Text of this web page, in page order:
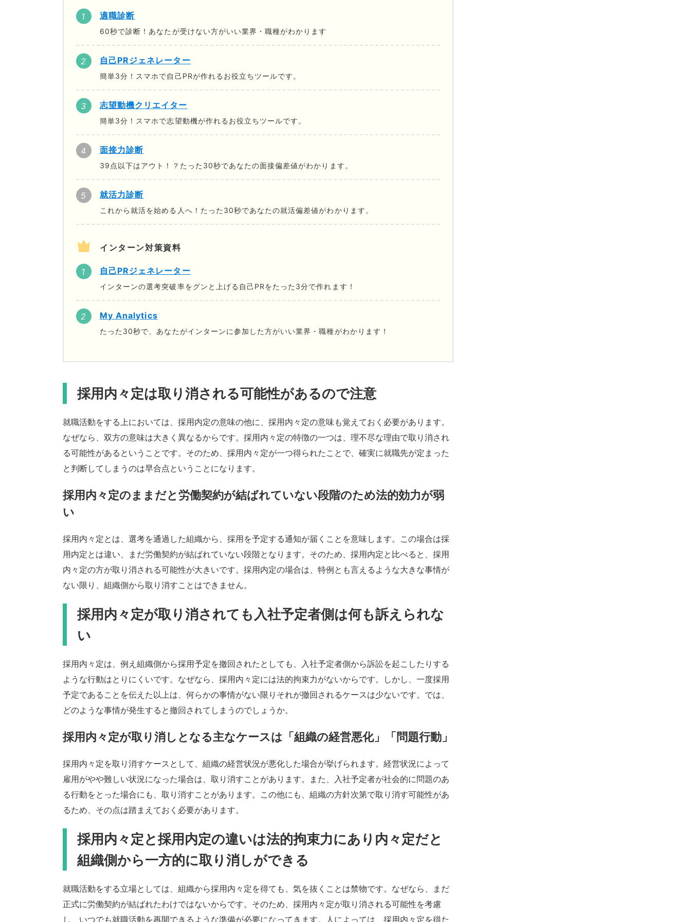
適職診断
60秒で診断！あなたが受けない方がいい業界・職種がわかります
自己PRジェネレーター
簡単3分！スマホで自己PRが作れるお役立ちツールです。
志望動機クリエイター
簡単3分！スマホで志望動機が作れるお役立ちツールです。
面接力診断
39点以下はアウト！？たった30秒であなたの面接偏差値がわかります。
就活力診断
これから就活を始める人へ！たった30秒であなたの就活偏差値がわかります。
インターン対策資料
自己PRジェネレーター
インターンの選考突破率をグンと上げる自己PRをたった3分で作れます！
My Analytics
たった30秒で、あなたがインターンに参加した方がいい業界・職種がわかります！
採用内々定は取り消される可能性があるので注意
就職活動をする上においては、採用内定の意味の他に、採用内々定の意味も覚えておく必要があります。
なぜなら、双方の意味は大きく異なるからです。採用内々定の特徴の一つは、理不尽な理由で取り消され
る可能性があるということです。そのため、採用内々定が一つ得られたことで、確実に就職先が定まった
と判断してしまうのは早合点ということになります。
採用内々定のままだと労働契約が結ばれていない段階のため法的効力が弱
い
採用内々定とは、選考を通過した組織から、採用を予定する通知が届くことを意味します。この場合は採
用内定とは違い、まだ労働契約が結ばれていない段階となります。そのため、採用内定と比べると、採用
内々定の方が取り消される可能性が大きいです。採用内定の場合は、特例とも言えるような大きな事情が
ない限り、組織側から取り消すことはできません。
採用内々定が取り消されても入社予定者側は何も訴えられな
い
採用内々定は、例え組織側から採用予定を撤回されたとしても、入社予定者側から訴訟を起こしたりする
ような行動はとりにくいです。なぜなら、採用内々定には法的拘束力がないからです。しかし、一度採用
予定であることを伝えた以上は、何らかの事情がない限りそれが撤回されるケースは少ないです。では、
どのような事情が発生すると撤回されてしまうのでしょうか。
採用内々定が取り消しとなる主なケースは「組織の経営悪化」「問題行動」
採用内々定を取り消すケースとして、組織の経営状況が悪化した場合が挙げられます。経営状況によって
雇用がやや難しい状況になった場合は、取り消すことがあります。また、入社予定者が社会的に問題のあ
る行動をとった場合にも、取り消すことがあります。この他にも、組織の方針次第で取り消す可能性があ
るため、その点は踏まえておく必要があります。
採用内々定と採用内定の違いは法的拘束力にあり内々定だと
組織側から一方的に取り消しができる
就職活動をする立場としては、組織から採用内々定を得ても、気を抜くことは禁物です。なぜなら、まだ
正式に労働契約が結ばれたわけではないからです。そのため、採用内々定が取り消される可能性を考慮
し、いつでも就職活動を再開できるような準備が必要になってきます。人によっては、採用内々定を得た